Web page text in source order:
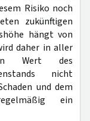
Risiko noch
zukünftigen
hängt von
daher in aller
Wert des
nicht
und dem
ein